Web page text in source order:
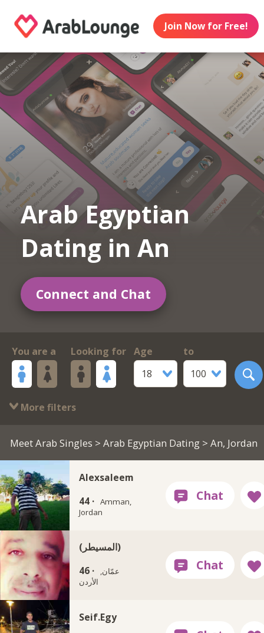
Join Now for Free!
Arab Egyptian
Dating in An
Connect and Chat
You are a Looking for
Age
18
to
100
More filters
Meet Arab Singles > Arab Egyptian Dating> An, Jordan
Alexsaleem
44 · Amman,
Jordan
(المسيطر)
46 ·
عمّان,
الأردن
Seif.Egy